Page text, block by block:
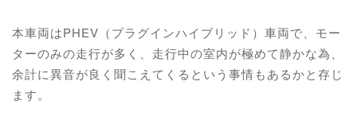
本車両はPHEV（プラグインハイブリッド）車両で、モー
ターのみの走行が多く、走行中の室内が極めて静かな為、
余計に異音が良く聞こえてくるという事情もあるかと存じ
ます。